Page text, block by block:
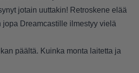
jotain uuttakin! Retroskene elää
jopa Dreamcastille ilmestyy vielä
päältä. Kuinka monta laitetta ja